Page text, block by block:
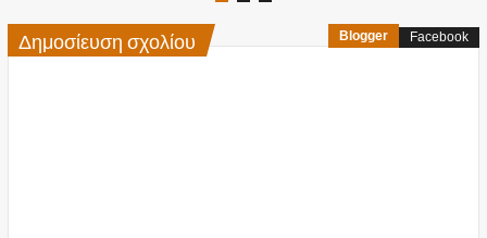
Δημοσίευση σχολίου Blogger Facebook